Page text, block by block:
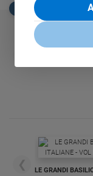
EDICOLA SAN
❮
LE GRANDI